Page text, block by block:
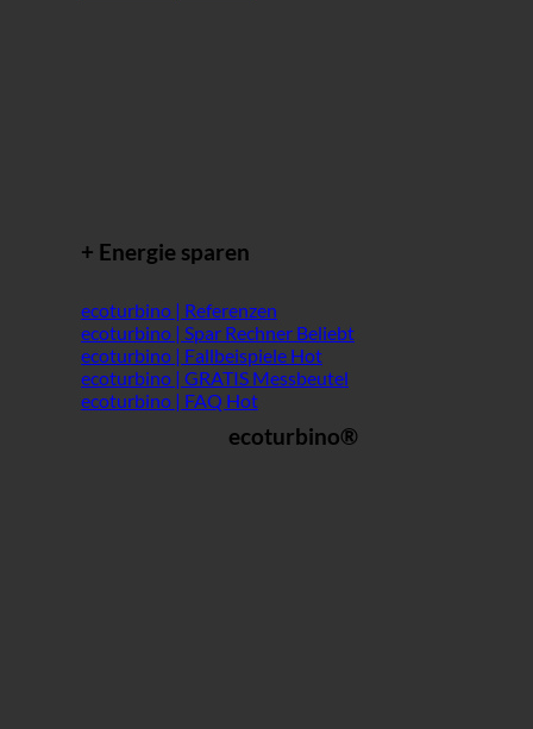
+ Energie sparen
ecoturbino | Referenzen
ecoturbino | Spar Rechner
ecoturbino | Fallbeispiele
ecoturbino | GRATIS Messbeutel
ecoturbino | FAQ
ecoturbino®